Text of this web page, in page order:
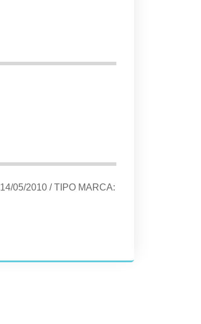
14/05/2010 / TIPO MARCA: